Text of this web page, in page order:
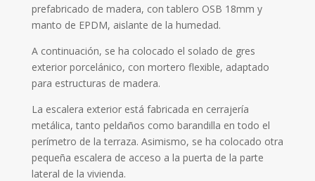
prefabricado de madera, con tablero OSB 18mm y
manto de EPDM, aislante de la humedad.
A continuación, se ha colocado el solado de gres
exterior porcelánico, con mortero flexible, adaptado
para estructuras de madera.
La escalera exterior está fabricada en cerrajería
metálica, tanto peldaños como barandilla en todo el
perímetro de la terraza. Asimismo, se ha colocado otra
pequeña escalera de acceso a la puerta de la parte
lateral de la vivienda.